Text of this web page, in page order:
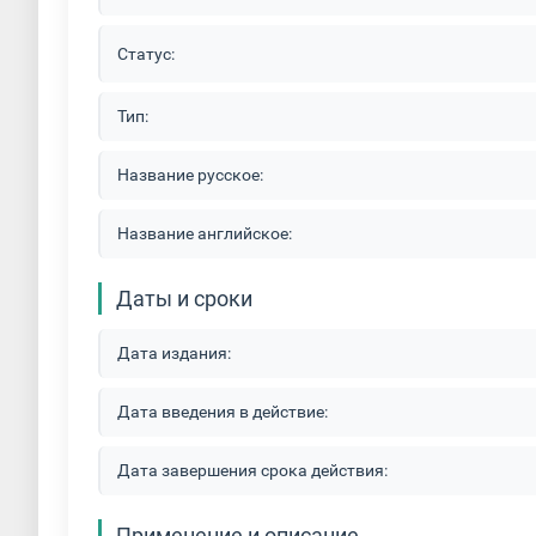
Порошковая покраска деталей автомобиля
Порошковая покраска дымоходов
Порошковая покраска листов
Порошковая покраска металлической мебели
Порошковая покраска метизов
Порошковая покраска радиаторов
Порошковая покраска торгового оборудования
Ручная покраска металла
Статус:
Тип:
Название русское:
Название английское:
Даты и сроки
Дата издания:
Дата введения в действие:
Дата завершения срока действия: